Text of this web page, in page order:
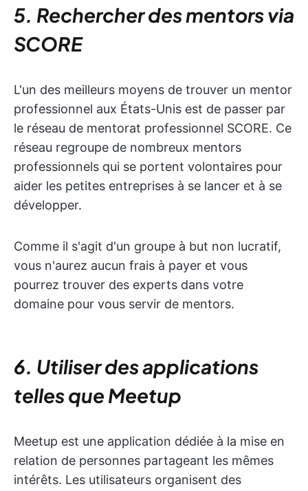
5. Rechercher des mentors via
SCORE
L'un des meilleurs moyens de trouver un mentor
professionnel aux États-Unis est de passer par
le réseau de mentorat professionnel SCORE. Ce
réseau regroupe de nombreux mentors
professionnels qui se portent volontaires pour
aider les petites entreprises à se lancer et à se
développer.
Comme il s'agit d'un groupe à but non lucratif,
vous n'aurez aucun frais à payer et vous
pourrez trouver des experts dans votre
domaine pour vous servir de mentors.
6. Utiliser des applications
telles que Meetup
Meetup est une application dédiée à la mise en
relation de personnes partageant les mêmes
intérêts. Les utilisateurs organisent des